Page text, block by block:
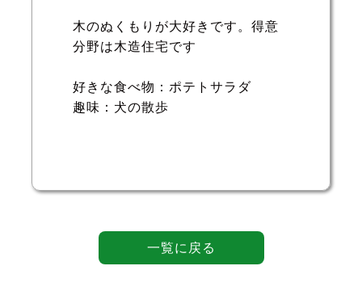
木のぬくもりが大好きです。得意
分野は木造住宅です
好きな食べ物：ポテトサラダ
趣味：犬の散歩
一覧に戻る